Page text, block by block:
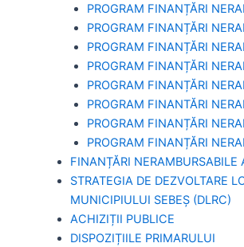
PROGRAM FINANȚĂRI
PROGRAM FINANȚĂRI
PROGRAM FINANȚĂRI
PROGRAM FINANȚĂRI
PROGRAM FINANȚĂRI
PROGRAM FINANTĂRI
PROGRAM FINANȚĂRI
PROGRAM FINANȚĂRI
FINANȚĂRI NERAMBURSABILE
STRATEGIA DE DEZVOLTARE
MUNICIPIULUI SEBEȘ (DLRC)
ACHIZIȚII PUBLICE
DISPOZIȚIILE PRIMARULUI